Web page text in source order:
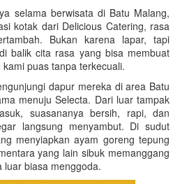
selama berwisata di Batu Malang,
kotak dari Delicious Catering, rasa
Bukan karena lapar, tapi
balik cita rasa yang bisa membuat
puas tanpa terkecuali.
dapur mereka di area Batu
menuju Selecta. Dari luar tampak
suasananya bersih, rapi, dan
langsung menyambut. Di sudut
menyiapkan ayam goreng tepung
yang lain sibuk memanggang
biasa menggoda.